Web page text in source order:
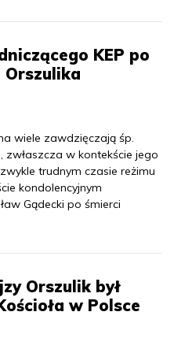
KEP po
Orszulika
wiele zawdzięczają śp.
w kontekście jego
trudnym czasie reżimu
kondolencyjnym
Gądecki po śmierci
Orszulik był
w Polsce